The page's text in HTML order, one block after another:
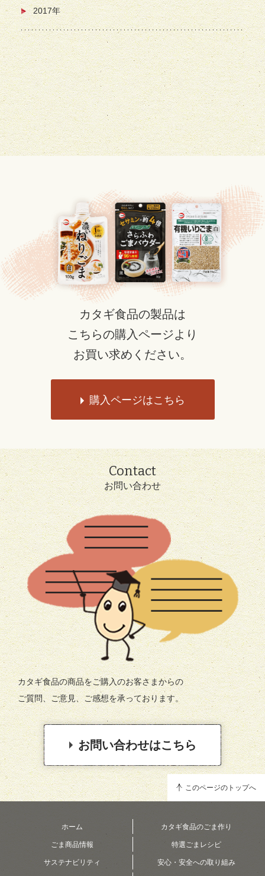
2017年
カタギ食品の製品は
こちらの購入ページより
お買い求めください。
購入ページはこちら
Contact
お問い合わせ
カタギ食品の商品をご購入のお客さまからの
ご質問、ご意見、ご感想を承っております。
お問い合わせはこちら
このページのトップへ
ホーム カタギ食品のごま作り
ごま商品情報 特選ごまレシピ
サステナビリティ 安心・安全への取り組み